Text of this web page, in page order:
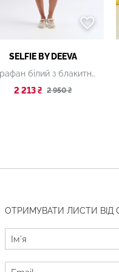
SELFIE BY DEEVA
Сарафан білий з блакитний
2 213 ₴
2 950 ₴
ОТРИМУВАТИ ЛИСТИ ВІД